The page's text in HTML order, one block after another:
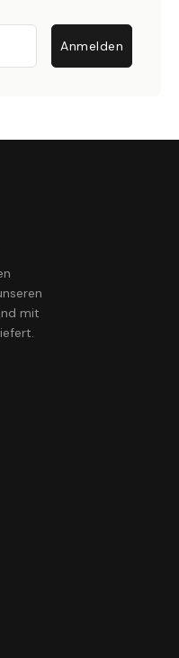
Anmelden
mit